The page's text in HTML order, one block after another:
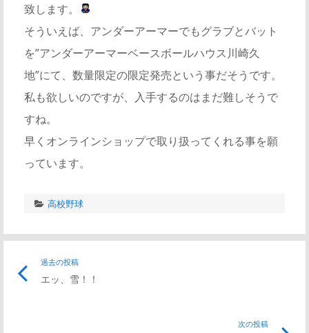
致します。
そういえば、アンダーアーマーでもグラブとバット
を”アンダーアーマーベースボールハウス川崎久
地”にて、数量限定の限定発売という事だそうです。
私も欲しいのですが、入手するのはまだ難しそうで
すね。
早くオンラインショップで取り扱ってくれる事を願
っています。
高校野球
過去の投稿
エッ、雪！！
次の投稿